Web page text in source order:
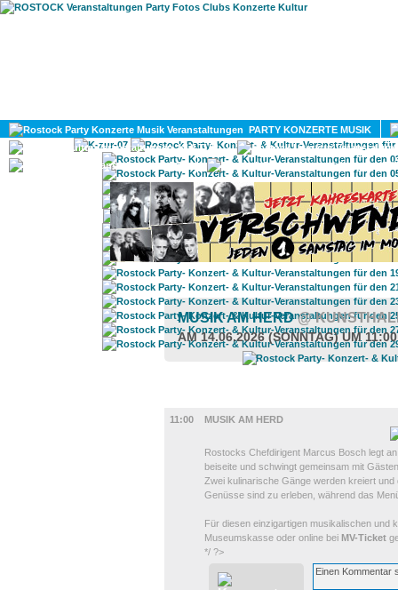
PARTY KONZERTE MUSIK
KULTUR
GAY
MUSIK AM HERD@
AM 14.06.2026 (SONNTAG) UM
11:00
MUSIK AM HERD
Rostocks Chefdirigent Marcus Bosch legt
beiseite und schwingt gemeinsam mit
Zwei kulinarische Gänge werden kreiert
Genüsse sind zu erleben, während das
Für diesen einzigartigen musikalischen und
Museumskasse oder online bei MV-Ticket
*/ ?>